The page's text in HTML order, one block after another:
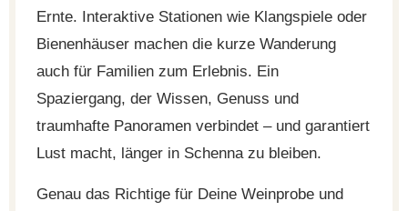
Ernte. Interaktive Stationen wie Klangspiele oder
Bienenhäuser machen die kurze Wanderung
auch für Familien zum Erlebnis. Ein
Spaziergang, der Wissen, Genuss und
traumhafte Panoramen verbindet – und garantiert
Lust macht, länger in Schenna zu bleiben.
Genau das Richtige für Deine Weinprobe und